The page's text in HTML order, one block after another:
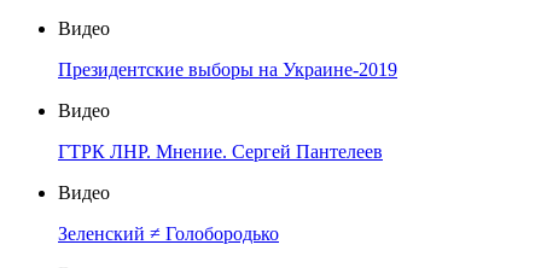
Видео
Президентские выборы на Украине-2019
Видео
ГТРК ЛНР. Мнение. Сергей Пантелеев
Видео
Зеленский ≠ Голобородько